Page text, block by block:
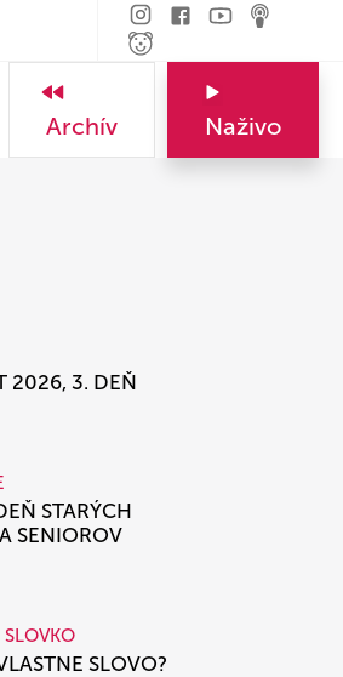
Archív Naživo
2026, 3. DEŇ
STARÝCH
SENIOROV
SLOVO?